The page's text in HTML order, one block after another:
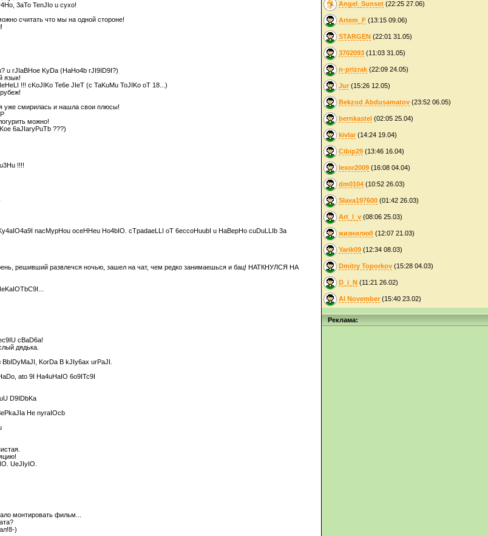
3aTo TenJIo u cyxo!
считать что мы на одной стороне!
u rJIaBHoe KyDa (HaHo4b rJI9ID9I?)
язык!
!!! cKoJIKo Te6e JIeT (c TaKuMu ToJIKo oT 18...)
уже смирилась и нашла свои плюсы!
можно!
6aJIaryPuTb ???)
!!!!
nacMypHou oceHHeu Ho4bIO. cTpadaeLLI oT 6eccoHuubI u HaBepHo cuDuLLIb 3a
решивший развлечся ночью, зашел на чат, чем редко занимаешься и бац! НАТКНУЛСЯ НА
cBaD6a!
дядька.
KorDa B kJIy6ax urPaJI.
ato 9I Ha4uHaIO 6o9ITc9I
D9IDbKa
He nyraIOcb
UeJIyIO.
монтировать фильм...
)
Angel_Sunset (22:25 27.06)
Artem_F (13:15 09.06)
STARGEN (22:01 31.05)
3702093 (11:03 31.05)
n-prizrak (22:09 24.05)
Jur (15:26 12.05)
Bekzod Abdusamatov (23:52 06.05)
bernkastel (02:05 25.04)
kivlar (14:24 19.04)
Cibip29 (13:46 16.04)
lexor2009 (16:08 04.04)
dm0104 (10:52 26.03)
Slava197600 (01:42 26.03)
Art_l_v (08:06 25.03)
жизнилюб (12:07 21.03)
Yarik09 (12:34 08.03)
Dmitry Toporkov (15:28 04.03)
D_i_N (11:21 26.02)
Al November (15:40 23.02)
Реклама: